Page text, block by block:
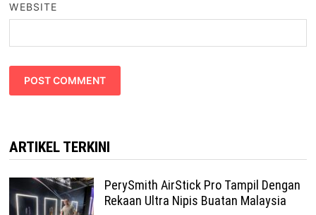
WEBSITE
ARTIKEL TERKINI
PerySmith AirStick Pro Tampil Dengan
Rekaan Ultra Nipis Buatan Malaysia